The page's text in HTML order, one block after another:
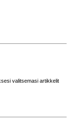
valitsemasi artikkelit